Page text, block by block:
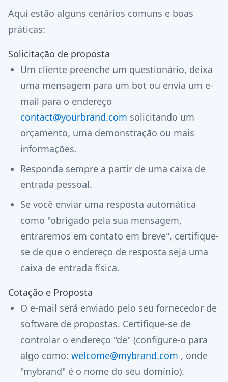
Aqui estão alguns cenários comuns e boas
práticas:
Solicitação de proposta
Um cliente preenche um questionário, deixa
uma mensagem para um bot ou envia um e-
mail para o endereço
contact@yourbrand.com solicitando um
orçamento, uma demonstração ou mais
informações.
Responda sempre a partir de uma caixa de
entrada pessoal.
Se você enviar uma resposta automática
como "obrigado pela sua mensagem,
entraremos em contato em breve", certifique-
se de que o endereço de resposta seja uma
caixa de entrada física.
Cotação e Proposta
O e-mail será enviado pelo seu fornecedor de
software de propostas. Certifique-se de
controlar o endereço "de" (configure-o para
algo como: welcome@mybrand.com , onde
"mybrand" é o nome do seu domínio).